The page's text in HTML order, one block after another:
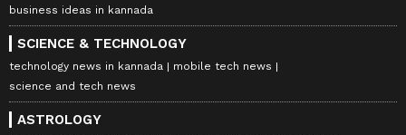
business ideas in kannada
SCIENCE & TECHNOLOGY
technology news in kannada
mobile tech news
science and tech news
ASTROLOGY